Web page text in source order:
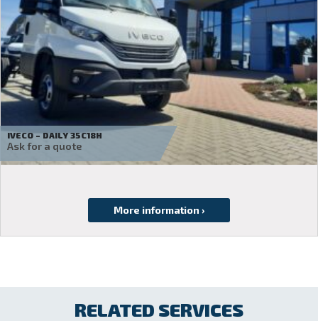
IVECO – DAILY 35C18H
Ask for a quote
RELATED SERVICES